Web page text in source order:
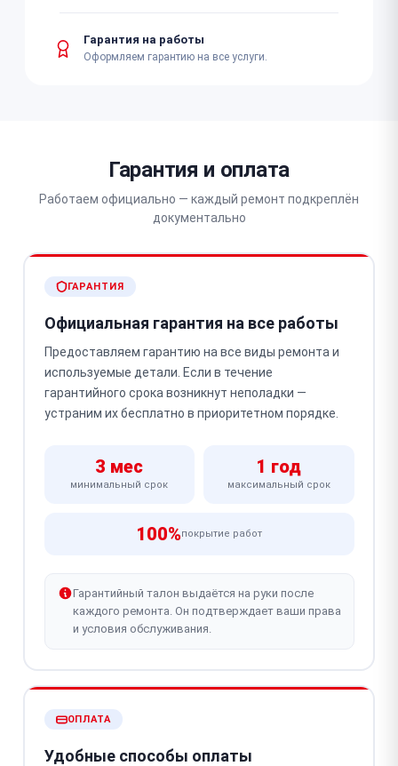
Гарантия на работы
Оформляем гарантию на все услуги.
Гарантия и оплата
Работаем официально — каждый ремонт подкреплён
документально
ГАРАНТИЯ
Официальная гарантия на все работы
Предоставляем гарантию на все виды ремонта и
используемые детали. Если в течение
гарантийного срока возникнут неполадки —
устраним их бесплатно в приоритетном порядке.
3 мес
минимальный срок
1 год
максимальный срок
100%покрытие работ
Гарантийный талон выдаётся на руки после
каждого ремонта. Он подтверждает ваши права
и условия обслуживания.
ОПЛАТА
Удобные способы оплаты